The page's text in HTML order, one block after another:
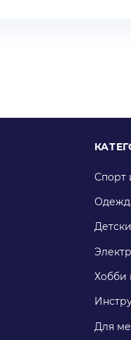
Спорт
Хобби
Для